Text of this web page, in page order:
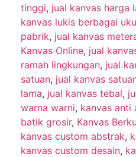
tinggi, jual kanvas harga
kanvas lukis berbagai
pabrik, jual kanvas
Kanvas Online, jual
ramah lingkungan, jual
satuan, jual kanvas
lama, jual kanvas tebal,
warna warni, kanvas anti
batik grosir, Kanvas
kanvas custom abstrak,
kanvas custom desain,